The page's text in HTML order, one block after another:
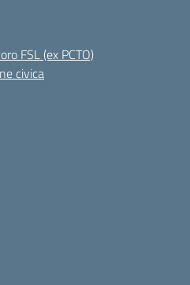
FSL (ex PCTO)
civica